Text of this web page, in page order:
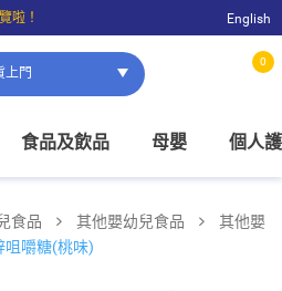
啦！
即可免費店取。
English
上門
0
食品及飲品 母嬰 個人
食品 其他嬰幼兒食品
其他嬰
咀嚼糖(桃味)